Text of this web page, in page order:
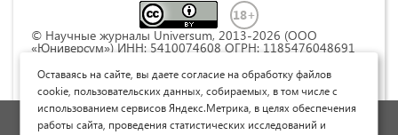
© Научные журналы Universum, 2013-2026 (ООО
«Юниверсум») ИНН: 5410074608 ОГРН: 1185476048691
Commons « Attribution» («Атрибуция») 4.0
Непортированная
Политика обработки персональных данных
Оставаясь на сайте, вы даете согласие на обработку файлов
cookie, пользовательских данных, собираемых, в том числе с
использованием сервисов Яндекс.Метрика, в целях обеспечения
работы сайта, проведения статистических исследований и